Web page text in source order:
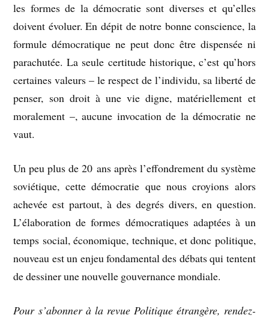
les formes de la démocratie sont diverses et qu’elles
doivent évoluer. En dépit de notre bonne conscience, la
formule démocratique ne peut donc être dispensée ni
parachutée. La seule certitude historique, c’est qu’hors
certaines valeurs – le respect de l’individu, sa liberté de
penser, son droit à une vie digne, matériellement et
moralement –, aucune invocation de la démocratie ne
vaut.
Un peu plus de 20 ans après l’effondrement du système
soviétique, cette démocratie que nous croyions alors
achevée est partout, à des degrés divers, en question.
L’élaboration de formes démocratiques adaptées à un
temps social, économique, technique, et donc politique,
nouveau est un enjeu fondamental des débats qui tentent
de dessiner une nouvelle gouvernance mondiale.
Pour s’abonner à la revue Politique étrangère, rendez-